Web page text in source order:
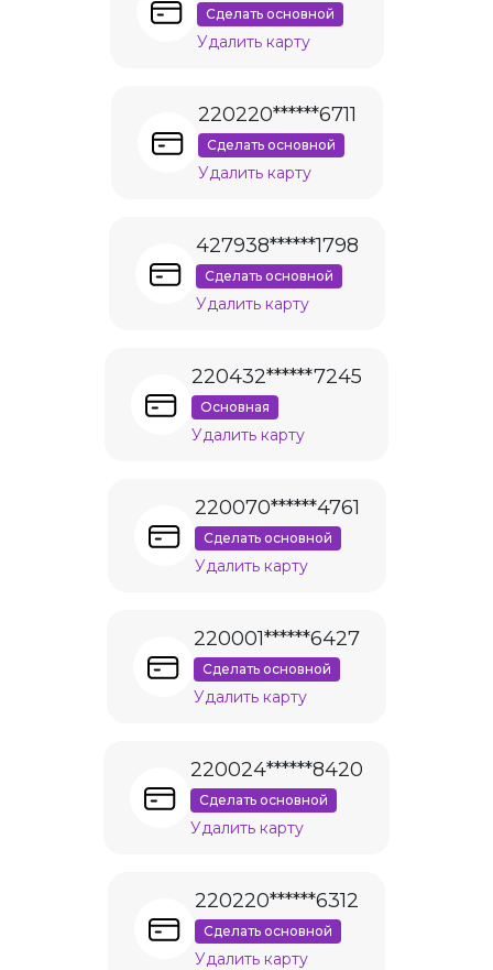
Сделать основной
Удалить карту
220220******6711
Сделать основной
Удалить карту
427938******1798
Сделать основной
Удалить карту
220432******7245
Основная
Удалить карту
220070******4761
Сделать основной
Удалить карту
220001******6427
Сделать основной
Удалить карту
220024******8420
Сделать основной
Удалить карту
220220******6312
Сделать основной
Удалить карту